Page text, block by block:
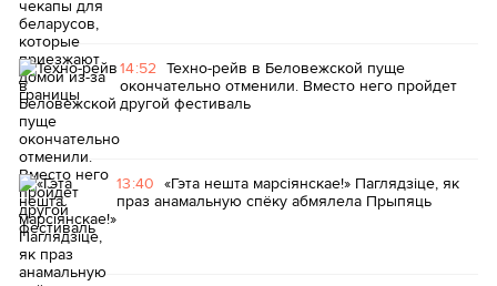
14:52 Техно-рейв в Беловежской пуще
окончательно отменили. Вместо него пройдет
другой фестиваль
13:40 «Гэта нешта марсіянскае!» Паглядзіце, як
праз анамальную спёку абмялела Прыпяць